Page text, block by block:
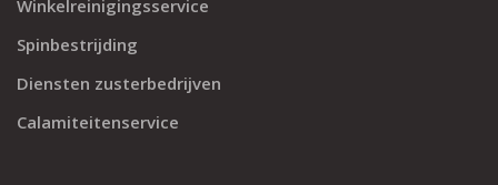
Winkelreinigingsservice
Spinbestrijding
Diensten zusterbedrijven
Calamiteitenservice